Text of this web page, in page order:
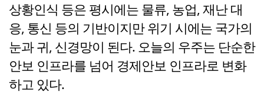
상황인식 등은 평시에는 물류, 농업, 재난 대
응, 통신 등의 기반이지만 위기 시에는 국가의
눈과 귀, 신경망이 된다. 오늘의 우주는 단순한
안보 인프라를 넘어 경제안보 인프라로 변화
하고 있다.